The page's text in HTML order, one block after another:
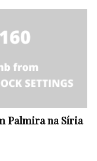
Palmira na Síria